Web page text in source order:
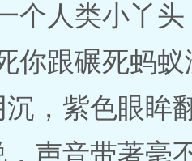
个人类小丫
你跟碾死蚂蚁
，紫色眼眸
声音带著毫